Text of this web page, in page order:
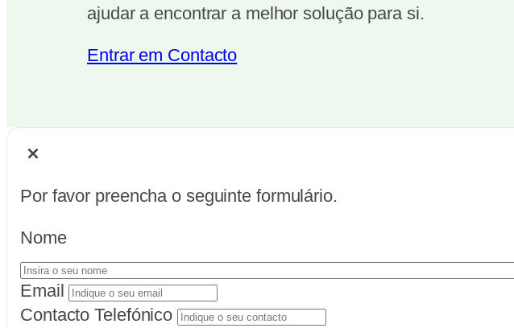
ajudar a encontrar a melhor solução para si.
Entrar em Contacto
Por favor preencha o seguinte formulário.
Nome
Email
Contacto Telefónico